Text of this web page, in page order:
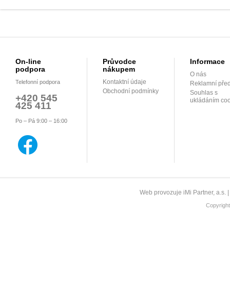
On-line
podpora
Telefonní podpora
+420 545
425 411
Po – Pá 9:00 – 16:00
Průvodce
nákupem
Kontaktní údaje
Obchodní podmínky
Informace
O nás
Reklamní
Souhlas s
ukládáním
Web provozuje iMi Partner,